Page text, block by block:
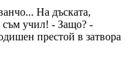
На дъската,
съм учил! - Защо? -
престой в затвора